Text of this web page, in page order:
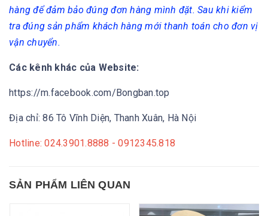
hàng để đảm bảo đúng đơn hàng mình đặt. Sau khi kiểm
tra đúng sản phẩm khách hàng mới thanh toán cho đơn vị
vận chuyển.
Các kênh khác của Website:
https://m.facebook.com/Bongban.top
Địa chỉ: 86 Tô Vĩnh Diện, Thanh Xuân, Hà Nội
Hotline: 024.3901.8888 - 0912345.818
SẢN PHẨM LIÊN QUAN